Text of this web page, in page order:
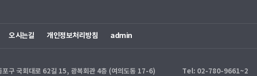
오시는길 개인정보처리방침 admin
포구 국회대로 62길 15, 광복회관 4층 (여의도동 17-6) Tel: 02-780-9661~2